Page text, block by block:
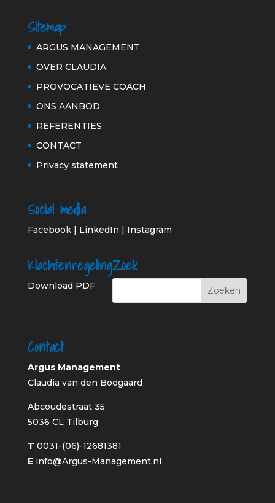
Sitemap
ARGUS MANAGEMENT
OVER CLAUDIA
PROVOCATIEVE COACH
ONS AANBOD
REFERENTIES
CONTACT
Privacy statement
Social media
Facebook| LinkedIn | Instagram
Klachtenregeling
Download PDF
Zoek
Contact
Argus Management
Claudia van den Boogaard
Abcoudestraat 35
5036 CL Tilburg
T 0031-(06)-12681381
E info@Argus-Management.nl